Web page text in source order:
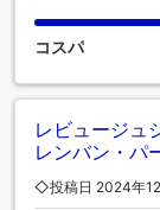
コスパ
レビュージュ
レンバン・パ
◇投稿日 2024年